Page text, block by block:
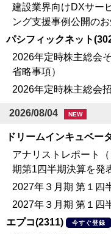
建設業界向けDXサー
ング支援事例公開の
パシフィックネット
2026年定時株主総会
省略事項）
2026年定時株主総会
2026/08/04 NEW
ドリームインキュベー
アナリストレポート
期第1四半期決算を発
2027年３月期 第１四
2027年３月期 第１四
エプコ(2311)
今すぐ登録